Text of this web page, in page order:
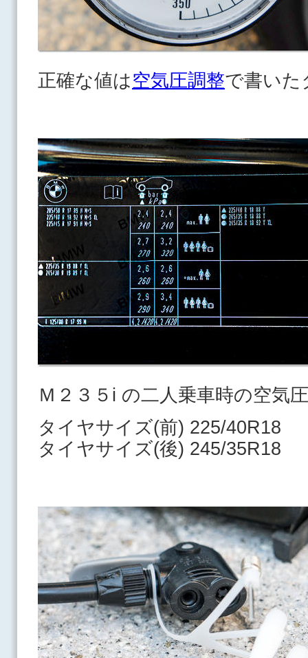
正確な値は空気圧調整で書いた
Ｍ２３５i の二人乗車時の空気
タイヤサイズ(前) 225/40R18
タイヤサイズ(後) 245/35R18